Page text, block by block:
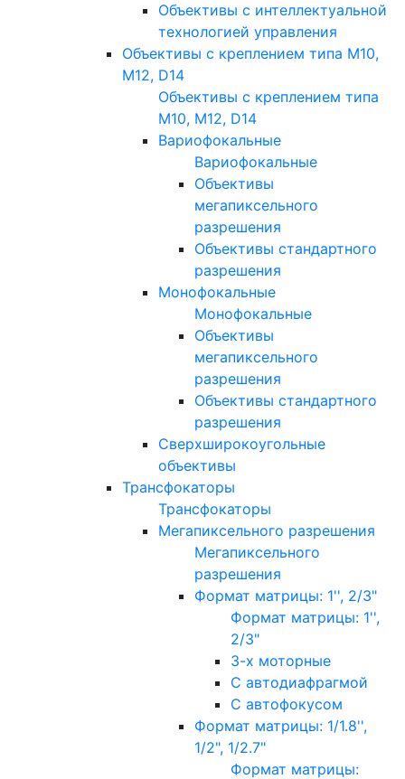
Объективы с интеллектуальной
технологией управления
Объективы с креплением типа M10,
M12, D14
Объективы с креплением типа
M10, M12, D14
Вариофокальные
Вариофокальные
Объективы
мегапиксельного
разрешения
Объективы стандартного
разрешения
Монофокальные
Монофокальные
Объективы
мегапиксельного
разрешения
Объективы стандартного
разрешения
Сверхширокоугольные
объективы
Трансфокаторы
Трансфокаторы
Мегапиксельного разрешения
Мегапиксельного
разрешения
Формат матрицы: 1'', 2/3"
Формат матрицы: 1'',
2/3"
3-х моторные
С автодиафрагмой
С автофокусом
Формат матрицы: 1/1.8'',
1/2", 1/2.7"
Формат матрицы: